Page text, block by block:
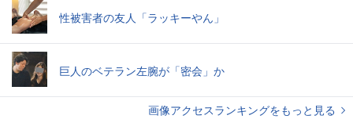
性被害者の友人「ラッキーやん」
巨人のベテラン左腕が「密会」か
画像アクセスランキングをもっと見る